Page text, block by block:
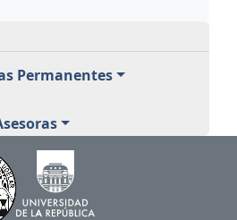
Permanentes